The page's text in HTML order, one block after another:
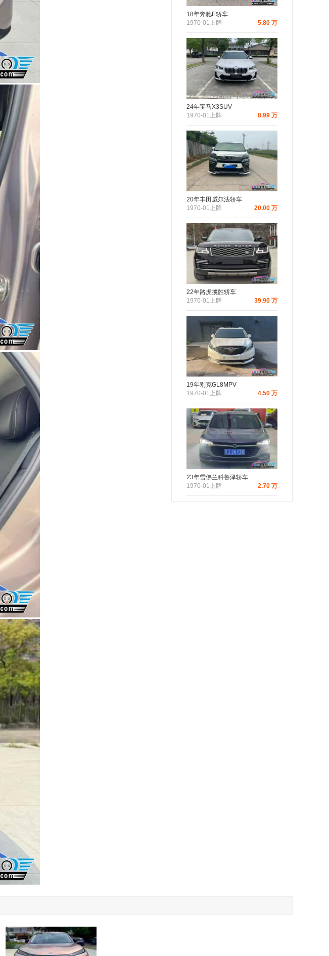
18年奔驰E轿车
1970-01上牌
5.80 万
24年宝马X3SUV
1970-01上牌
8.99 万
20年丰田威尔法轿车
1970-01上牌
20.00 万
22年路虎揽胜轿车
1970-01上牌
39.90 万
19年别克GL8MPV
1970-01上牌
4.50 万
23年雪佛兰科鲁泽轿车
1970-01上牌
2.70 万